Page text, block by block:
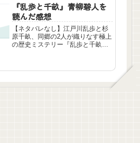
『乱歩と千畝』青柳碧人を
読んだ感想
【ネタバレなし】江戸川乱歩と杉
原千畝、同郷の2人が織りなす極上
の歴史ミステリー『乱歩と千畝』